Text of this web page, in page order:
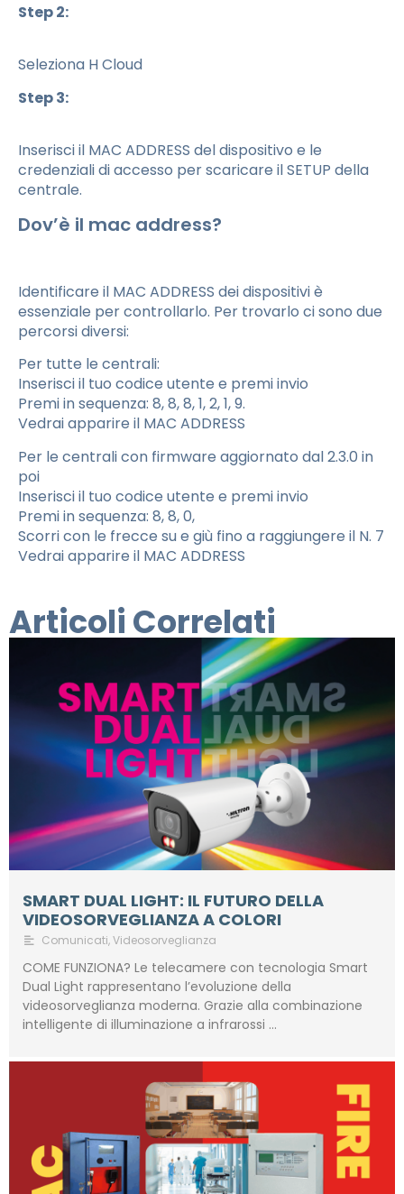
Step 2:
Seleziona H Cloud
Step 3:
Inserisci il MAC ADDRESS del dispositivo e le
credenziali di accesso per scaricare il SETUP della
centrale.
Dov’è il mac address?
Identificare il MAC ADDRESS dei dispositivi è
essenziale per controllarlo. Per trovarlo ci sono due
percorsi diversi:
Per tutte le centrali:
Inserisci il tuo codice utente e premi invio
Premi in sequenza: 8, 8, 8, 1, 2, 1, 9.
Vedrai apparire il MAC ADDRESS
Per le centrali con firmware aggiornato dal 2.3.0 in
poi
Inserisci il tuo codice utente e premi invio
Premi in sequenza: 8, 8, 0,
Scorri con le frecce su e giù fino a raggiungere il N. 7
Vedrai apparire il MAC ADDRESS
Articoli Correlati
SMART DUAL LIGHT: IL FUTURO DELLA
VIDEOSORVEGLIANZA A COLORI
Comunicati,Videosorveglianza
COME FUNZIONA? Le telecamere con tecnologia Smart
Dual Light rappresentano l’evoluzione della
videosorveglianza moderna. Grazie alla combinazione
intelligente di illuminazione a infrarossi …